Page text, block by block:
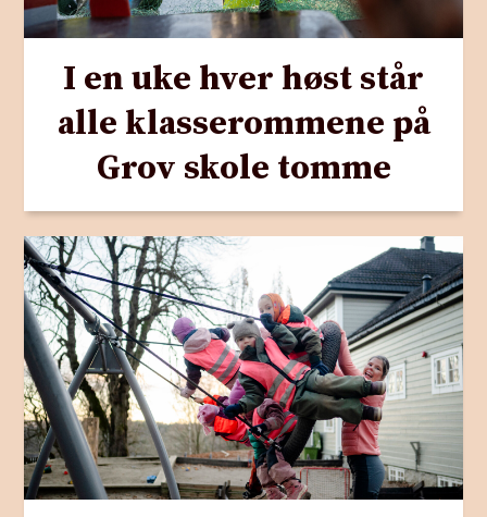
I en uke hver høst står
alle klasserommene på
Grov skole tomme